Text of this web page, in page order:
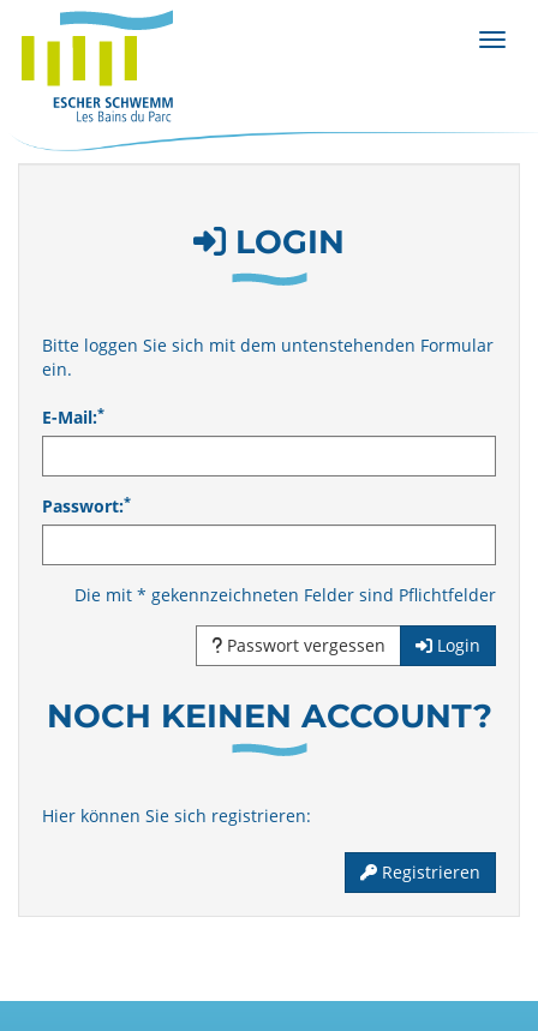
LOGIN
Bitte loggen Sie sich mit dem untenstehenden Formular
ein.
E-Mail:*
Passwort:*
Die mit * gekennzeichneten Felder sind Pflichtfelder
Passwort vergessen Login
NOCH KEINEN ACCOUNT?
Hier können Sie sich registrieren:
Registrieren